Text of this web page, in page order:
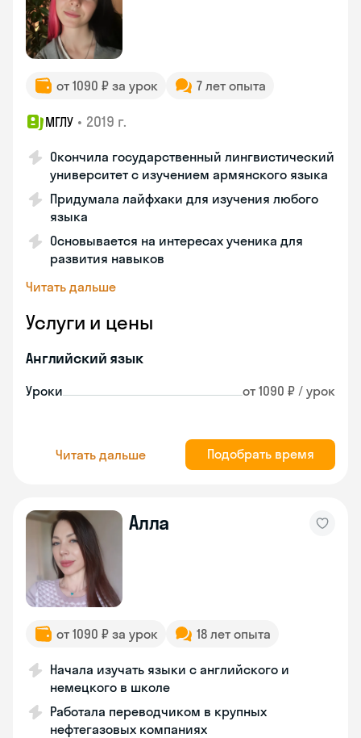
от 1090 ₽ за урок 7 лет опыта
МГЛУ • 2019 г.
Окончила государственный лингвистический
университет с изучением армянского языка
Придумала лайфхаки для изучения любого
языка
Основывается на интересах ученика для
развития навыков
Читать дальше
Услуги и цены
Английский язык
Уроки от 1090 ₽ / урок
Читать дальше Подобрать время
Алла
от 1090 ₽ за урок 18 лет опыта
Начала изучать языки с английского и
немецкого в школе
Работала переводчиком в крупных
нефтегазовых компаниях